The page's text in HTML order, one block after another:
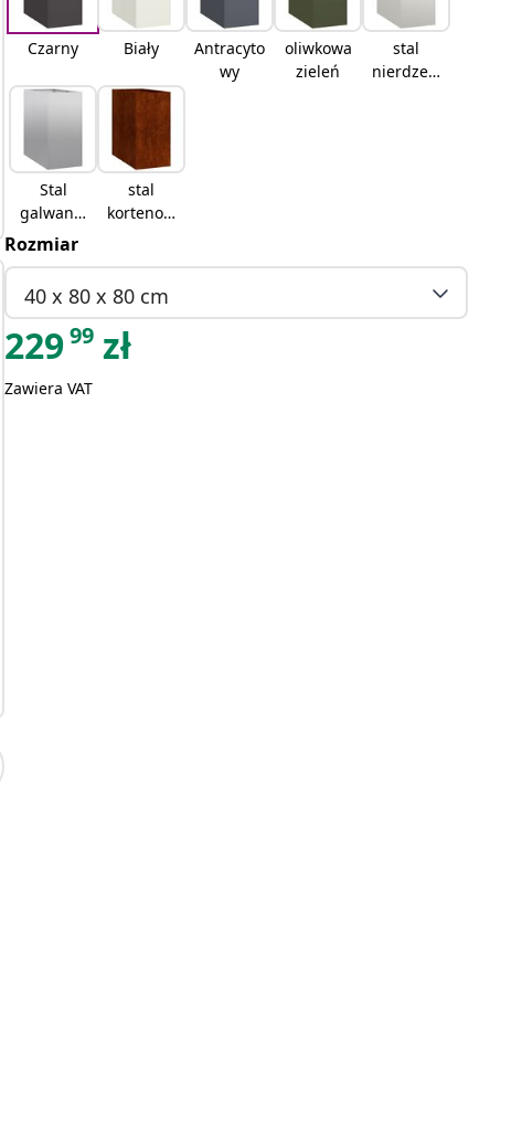
Czarny Biały
Antracyto
wy
oliwkowa
zieleń
stal
nierdzew
Stal
galwaniz
owana
stal
kortenow
Rozmiar
40 x 80 x 80 cm
22999 zł
Zawiera VAT